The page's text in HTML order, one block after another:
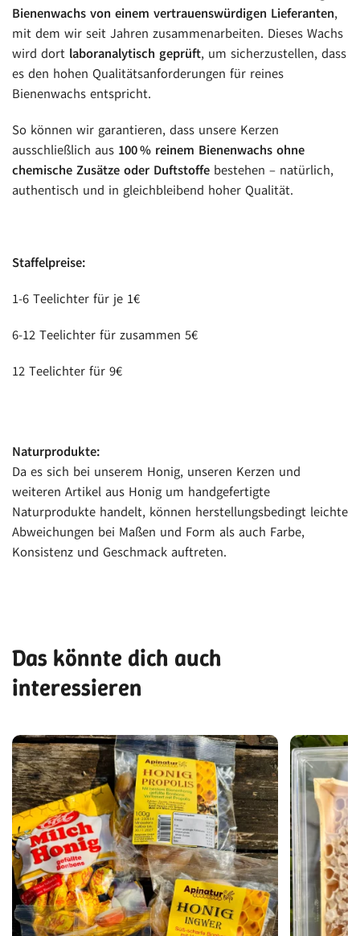
Bienenwachs von einem vertrauenswürdigen Lieferanten,
mit dem wir seit Jahren zusammenarbeiten. Dieses Wachs
wird dort laboranalytisch geprüft, um sicherzustellen, dass
es den hohen Qualitätsanforderungen für reines
Bienenwachs entspricht.
So können wir garantieren, dass unsere Kerzen
ausschließlich aus 100 % reinem Bienenwachs ohne
chemische Zusätze oder Duftstoffe bestehen – natürlich,
authentisch und in gleichbleibend hoher Qualität.
Staffelpreise:
1-6 Teelichter für je 1€
6-12 Teelichter für zusammen 5€
12 Teelichter für 9€
Naturprodukte:
Da es sich bei unserem Honig, unseren Kerzen und
weiteren Artikel aus Honig um handgefertigte
Naturprodukte handelt, können herstellungsbedingt leichte
Abweichungen bei Maßen und Form als auch Farbe,
Konsistenz und Geschmack auftreten.
Das könnte dich auch
interessieren